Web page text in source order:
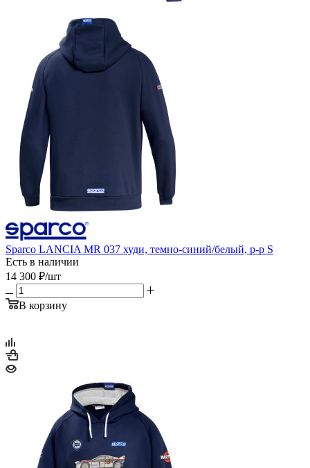
Sparco LANCIA MR 037 худи, темно-синий/белый, р-р S
Есть в наличии
14 300 ₽/шт
В корзину